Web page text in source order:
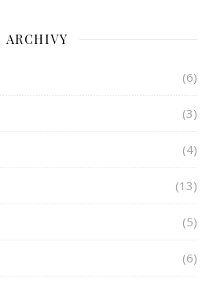
ARCHIVY
(6)
(3)
(4)
(13)
(5)
(6)